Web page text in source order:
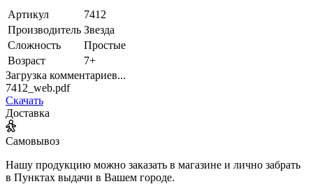
Артикул
7412
Производитель Звезда
Сложность
Простые
Возраст
7+
Загрузка комментариев...
7412_web.pdf
Скачать
Доставка
Самовывоз
Нашу продукцию можно заказать в магазине и лично забрать
в Пунктах выдачи в Вашем городе.